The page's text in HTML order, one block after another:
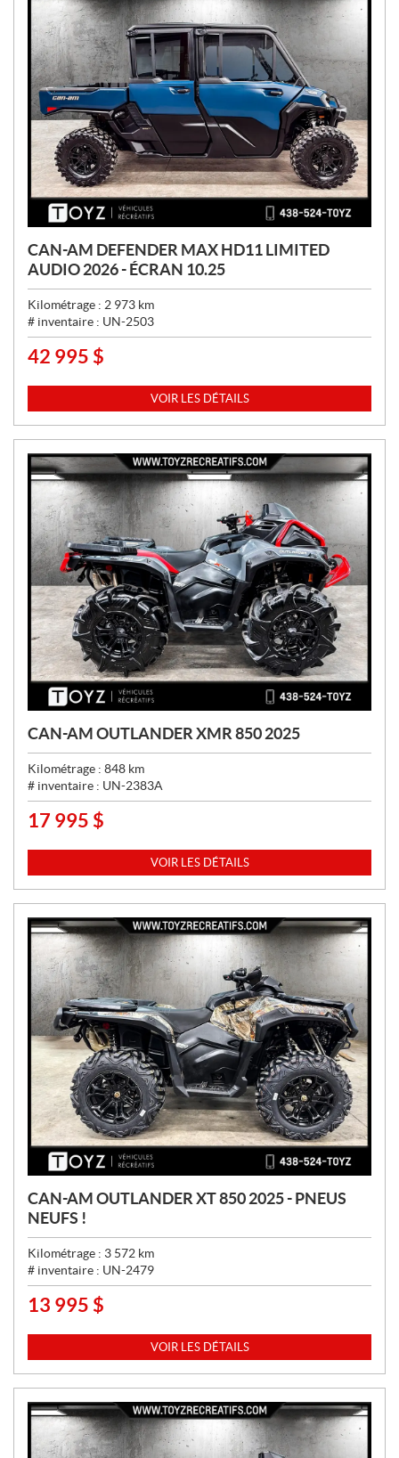
CAN-AM DEFENDER MAX HD11 LIMITED
AUDIO 2026 - ÉCRAN 10.25
Kilométrage : 2 973 km
# inventaire : UN-2503
P
X
:
42 995 $
VOIR LES DÉTAILS
CAN-AM OUTLANDER XMR 850 2025
Kilométrage : 848 km
# inventaire : UN-2383A
P
X
:
17 995 $
VOIR LES DÉTAILS
CAN-AM OUTLANDER XT 850 2025 - PNEUS
NEUFS !
Kilométrage : 3 572 km
# inventaire : UN-2479
P
X
:
13 995 $
VOIR LES DÉTAILS